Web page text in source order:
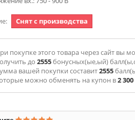
Снят с производства
покупке этого товара через сайт вы
до 2555бонусных(ые,ый)
вашей покупки составит2555
можно обменять на купон в2